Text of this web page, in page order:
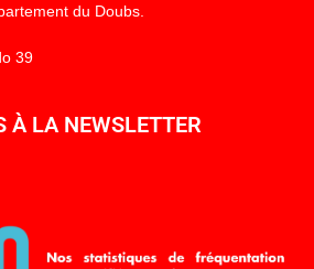
du Doubs.
39
À LA NEWSLETTER